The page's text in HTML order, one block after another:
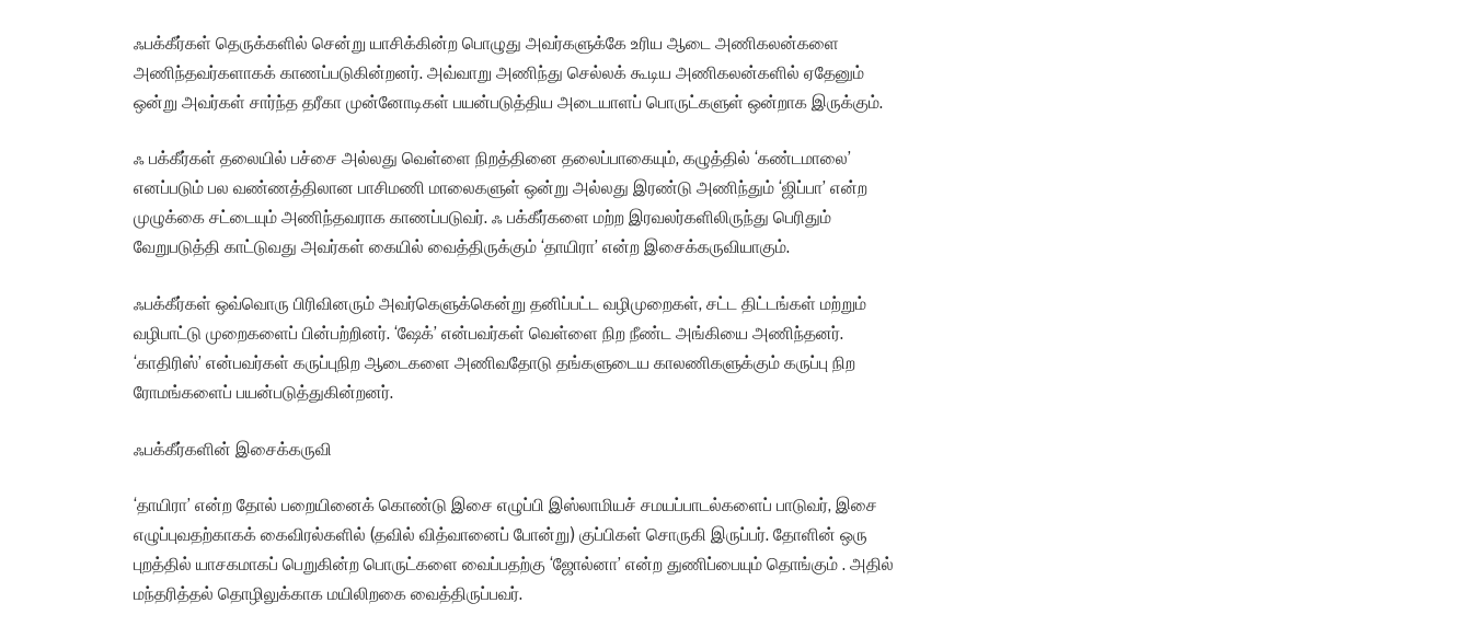
ஃபக்கீர்கள் தெருக்களில் சென்று யாசிக்கின்ற பொழுது அவர்களுக்கே உரிய ஆடை அணிகலன்களை
அணிந்தவர்களாகக் காணப்படுகின்றனர். அவ்வாறு அணிந்து செல்லக் கூடிய அணிகலன்களில் ஏதேனும்
ஒன்று அவர்கள் சார்ந்த தரீகா முன்னோடிகள் பயன்படுத்திய அடையாளப் பொருட்களுள் ஒன்றாக இருக்கும்.
ஃ பக்கீர்கள் தலையில் பச்சை அல்லது வெள்ளை நிறத்தினை தலைப்பாகையும், கழுத்தில் ‘கண்டமாலை’
எனப்படும் பல வண்ணத்திலான பாசிமணி மாலைகளுள் ஒன்று அல்லது இரண்டு அணிந்தும் ‘ஜிப்பா’ என்ற
முழுக்கை சட்டையும் அணிந்தவராக காணப்படுவர். ஃ பக்கீர்களை மற்ற இரவலர்களிலிருந்து பெரிதும்
வேறுபடுத்தி காட்டுவது அவர்கள் கையில் வைத்திருக்கும் ‘தாயிரா’ என்ற இசைக்கருவியாகும்.
ஃபக்கீர்கள் ஒவ்வொரு பிரிவினரும் அவர்கெளுக்கென்று தனிப்பட்ட வழிமுறைகள், சட்ட திட்டங்கள் மற்றும்
வழிபாட்டு முறைகளைப் பின்பற்றினர். ‘ஷேக்’ என்பவர்கள் வெள்ளை நிற நீண்ட அங்கியை அணிந்தனர்.
‘காதிரிஸ்’ என்பவர்கள் கருப்புநிற ஆடைகளை அணிவதோடு தங்களுடைய காலணிகளுக்கும் கருப்பு நிற
ரோமங்களைப் பயன்படுத்துகின்றனர்.
ஃபக்கீர்களின் இசைக்கருவி
‘தாயிரா’ என்ற தோல் பறையினைக் கொண்டு இசை எழுப்பி இஸ்லாமியச் சமயப்பாடல்களைப் பாடுவர், இசை
எழுப்புவதற்காகக் கைவிரல்களில் (தவில் வித்வானைப் போன்று) குப்பிகள் சொருகி இருப்பர். தோளின் ஒரு
புறத்தில் யாசகமாகப் பெறுகின்ற பொருட்களை வைப்பதற்கு ‘ஜோல்னா’ என்ற துணிப்பையும் தொங்கும் . அதில்
மந்தரித்தல் தொழிலுக்காக மயிலிறகை வைத்திருப்பவர்.